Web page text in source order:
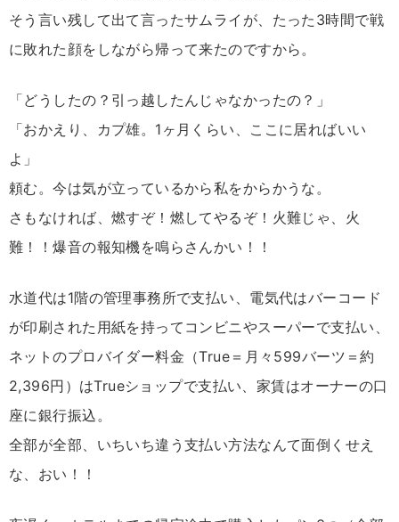
そう言い残して出て言ったサムライが、たった3時間で戦
に敗れた顔をしながら帰って来たのですから。
「どうしたの？引っ越したんじゃなかったの？」
「おかえり、カプ雄。1ヶ月くらい、ここに居ればいい
よ」
頼む。今は気が立っているから私をからかうな。
さもなければ、燃すぞ！燃してやるぞ！火難じゃ、火
難！！爆音の報知機を鳴らさんかい！！
水道代は1階の管理事務所で支払い、電気代はバーコード
が印刷された用紙を持ってコンビニやスーパーで支払い、
ネットのプロバイダー料金（True＝月々599バーツ＝約
2,396円）はTrueショップで支払い、家賃はオーナーの口
座に銀行振込。
全部が全部、いちいち違う支払い方法なんて面倒くせえ
な、おい！！